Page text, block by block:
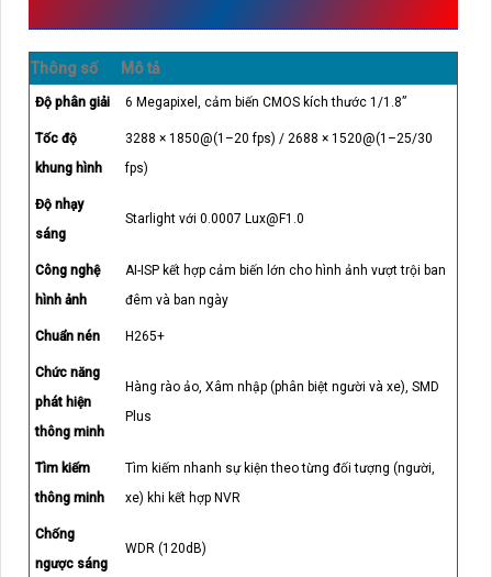
Thông số Mô tả
Độ phân giải 6 Megapixel, cảm biến CMOS kích thước 1/1.8”
Tốc độ
khung hình
3288 × 1850@(1–20 fps) / 2688 × 1520@(1–25/30
fps)
Độ nhạy
sáng
Starlight với 0.0007 Lux@F1.0
Công nghệ
hình ảnh
AI-ISP kết hợp cảm biến lớn cho hình ảnh vượt trội ban
đêm và ban ngày
Chuẩn nén H265+
Chức năng
phát hiện
thông minh
Hàng rào ảo, Xâm nhập (phân biệt người và xe), SMD
Plus
Tìm kiếm
thông minh
Tìm kiếm nhanh sự kiện theo từng đối tượng (người,
xe) khi kết hợp NVR
Chống
ngược sáng
WDR (120dB)